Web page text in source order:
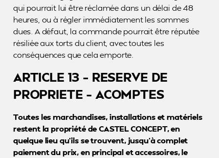
qui pourrait lui être réclamée dans un délai de 48
heures, ou à régler immédiatement les sommes
dues. A défaut, la commande pourrait être réputée
résiliée aux torts du client, avec toutes les
conséquences que cela emporte.
ARTICLE 13 – RESERVE DE
PROPRIETE – ACOMPTES
Toutes les marchandises, installations et matériels
restent la propriété de CASTEL CONCEPT, en
quelque lieu qu’ils se trouvent, jusqu’à complet
paiement du prix, en principal et accessoires, le